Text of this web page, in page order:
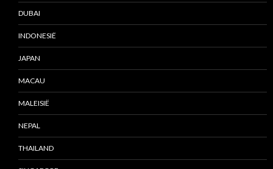
DUBAI
INDONESIË
JAPAN
MACAU
MALEISIË
NEPAL
THAILAND